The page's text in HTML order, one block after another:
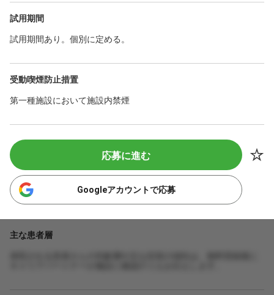
試用期間
試用期間あり。個別に定める。
受動喫煙防止措置
第一種施設において施設内禁煙
応募に進む
Googleアカウントで応募
主な患者層